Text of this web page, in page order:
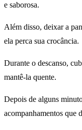
e saborosa.
Além disso, deixar a
ela perca sua crocância.
Durante o descanso,
mantê-la quente.
Depois de alguns
acompanhamentos que